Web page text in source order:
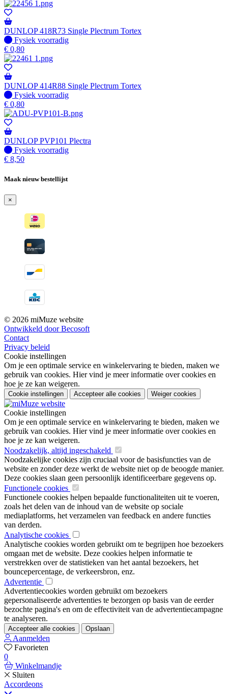
DUNLOP 418R73 Single Plectrum Tortex
Fysiek voorradig
Fysiek voorradig
€ 0,80
DUNLOP 414R88 Single Plectrum Tortex
Fysiek voorradig
Fysiek voorradig
€ 0,80
DUNLOP PVP101 Plectra
Fysiek voorradig
Fysiek voorradig
€ 8,50
Maak nieuw bestellijst
×
© 2026 miMuze website
Ontwikkeld door Becosoft
Contact
Privacy beleid
Cookie instellingen
Om je een optimale service en winkelervaring te bieden, maken we
gebruik van cookies. Hier vind je meer informatie over cookies en
hoe je ze kan weigeren.
Cookie instellingen Accepteer alle cookies Weiger cookies
Cookie instellingen
Om je een optimale service en winkelervaring te bieden, maken we
gebruik van cookies. Hier vind je meer informatie over cookies en
hoe je ze kan weigeren.
Noodzakelijk, altijd ingeschakeld
Noodzakelijke cookies zijn cruciaal voor de basisfuncties van de
website en zonder deze werkt de website niet op de beoogde manier.
Deze cookies slaan geen persoonlijk identificeerbare gegevens op.
Functionele cookies
Functionele cookies helpen bepaalde functionaliteiten uit te voeren,
zoals het delen van de inhoud van de website op sociale
mediaplatforms, het verzamelen van feedback en andere functies
van derden.
Analytische cookies
Analytische cookies worden gebruikt om te begrijpen hoe bezoekers
omgaan met de website. Deze cookies helpen informatie te
verstrekken over de statistieken van het aantal bezoekers, het
bouncepercentage, de verkeersbron, enz.
Advertentie
Advertentiecookies worden gebruikt om bezoekers
gepersonaliseerde advertenties te bezorgen op basis van de eerder
bezochte pagina's en om de effectiviteit van de advertentiecampagne
te analyseren.
Accepteer alle cookies Opslaan
Aanmelden
Favorieten
0
Winkelmandje
Sluiten
Accordeons